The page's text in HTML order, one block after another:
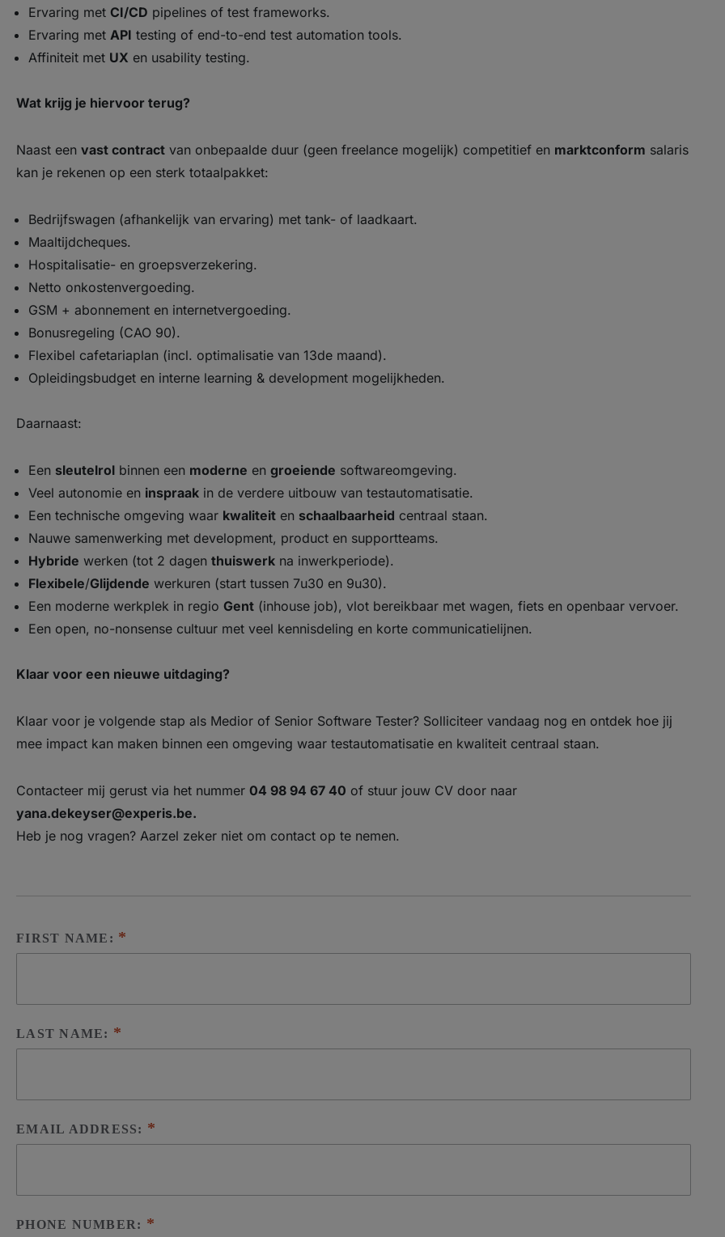
Ervaring met CI/CD pipelines of test frameworks.
Ervaring met API testing of end-to-end test automation tools.
Affiniteit met UX en usability testing.
Wat krijg je hiervoor terug?
Naast een vast contract van onbepaalde duur (geen freelance mogelijk) competitief en marktconform salaris
kan je rekenen op een sterk totaalpakket:
Bedrijfswagen (afhankelijk van ervaring) met tank- of laadkaart.
Maaltijdcheques.
Hospitalisatie- en groepsverzekering.
Netto onkostenvergoeding.
GSM + abonnement en internetvergoeding.
Bonusregeling (CAO 90).
Flexibel cafetariaplan (incl. optimalisatie van 13de maand).
Opleidingsbudget en interne learning & development mogelijkheden.
Daarnaast:
Een sleutelrol binnen een moderne en groeiende softwareomgeving.
Veel autonomie en inspraak in de verdere uitbouw van testautomatisatie.
Een technische omgeving waar kwaliteit en schaalbaarheid centraal staan.
Nauwe samenwerking met development, product en supportteams.
Hybride werken (tot 2 dagen thuiswerk na inwerkperiode).
Flexibele/Glijdende werkuren (start tussen 7u30 en 9u30).
Een moderne werkplek in regio Gent (inhouse job), vlot bereikbaar met wagen, fiets en openbaar vervoer.
Een open, no-nonsense cultuur met veel kennisdeling en korte communicatielijnen.
Klaar voor een nieuwe uitdaging?
Klaar voor je volgende stap als Medior of Senior Software Tester? Solliciteer vandaag nog en ontdek hoe jij
mee impact kan maken binnen een omgeving waar testautomatisatie en kwaliteit centraal staan.
Contacteer mij gerust via het nummer 04 98 94 67 40 of stuur jouw CV door naar
yana.dekeyser@experis.be.
Heb je nog vragen? Aarzel zeker niet om contact op te nemen.
FIRST NAME:
LAST NAME:
EMAIL ADDRESS:
PHONE NUMBER: